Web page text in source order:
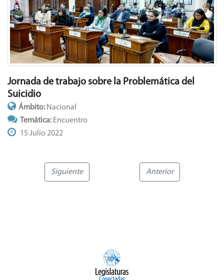
Jornada de trabajo sobre la Problemática del
Suicidio
Ámbito: Nacional
Temática: Encuentro
15 Julio 2022
Siguiente Anterior